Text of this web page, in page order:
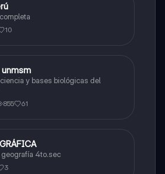
10
y bases biológicas del
855 61
a la geografía 4to.sec
3